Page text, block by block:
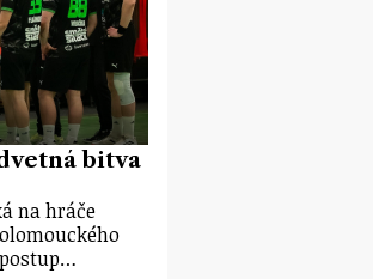
bitva
na hráče